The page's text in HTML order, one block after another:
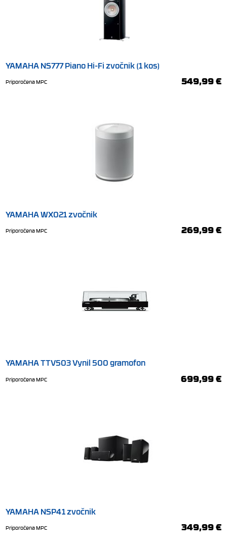
YAMAHA NS777 Piano Hi-Fi zvočnik (1 kos)
Priporočena MPC 549,99 €
YAMAHA WX021 zvočnik
Priporočena MPC 269,99 €
YAMAHA TTV503 Vynil 500 gramofon
Priporočena MPC 699,99 €
YAMAHA NSP41 zvočnik
Priporočena MPC 349,99 €